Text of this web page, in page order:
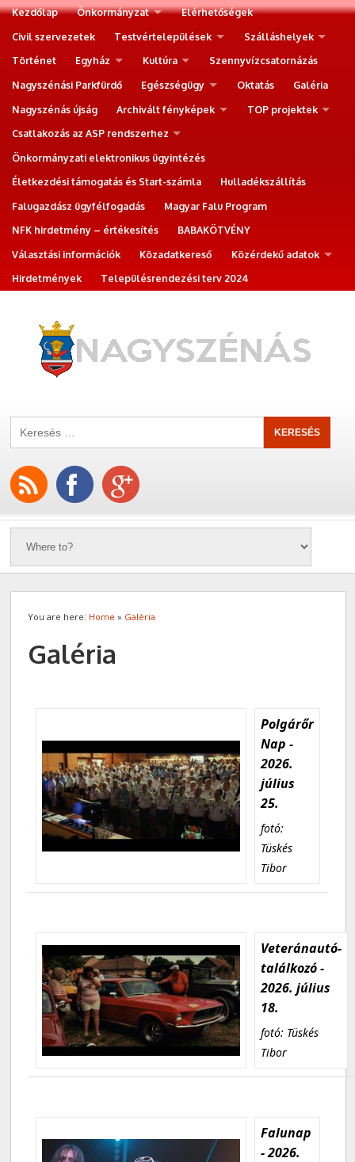
Kezdőlap Önkormányzat
Elérhetőségek
Civil szervezetek
Testvértelepülések
Szálláshelyek
Történet
Egyház Kultúra
Szennyvízcsatornázás
Nagyszénási Parkfürdő
Egészségügy Oktatás
Galéria
Nagyszénás újság
Archivált fényképek
TOP projektek
Csatlakozás az ASP rendszerhez
Önkormányzati elektronikus ügyintézés
Életkezdési támogatás és Start-számla
Hulladékszállítás
Falugazdász ügyfélfogadás
Magyar Falu Program
NFK hirdetmény – értékesítés
BABAKÖTVÉNY
Választási információk
Közadatkereső
Közérdekű adatok
Hirdetmények
Településrendezési terv 2024
You are here: Home » Galéria
Galéria
Polgárőr
Nap -
2026.
július
25.
fotó:
Tüskés
Tibor
Veteránautó-
találkozó -
2026. július
18.
fotó: Tüskés
Tibor
Falunap
- 2026.